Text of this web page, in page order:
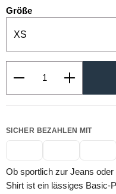
Größeauswählen
SICHER BEZAHLEN MIT
Ob sportlich zur Jeans
Shirt ist ein lässiges Basic-